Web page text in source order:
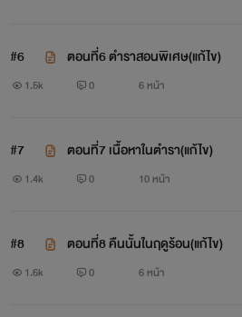
#6 ตอนที่6 ตำราสอนพิเศษ(แก้ไข)
1.5k 0 6 หน้า
#7 ตอนที่7 เนื้อหาในตำรา(แก้ไข)
1.4k 0 10 หน้า
#8 ตอนที่8 คืนนั้นในฤดูร้อน(แก้ไข)
1.6k 0 6 หน้า